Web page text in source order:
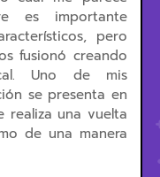
es importante
pero
fusionó creando
Uno de mis
se presenta en
realiza una vuelta
de una manera